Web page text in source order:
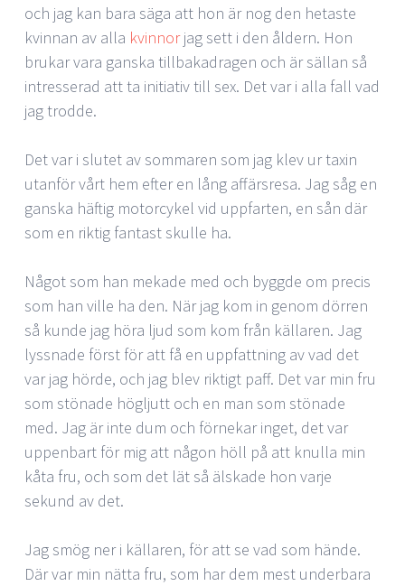
och jag kan bara säga att hon är nog den hetaste
kvinnan av alla kvinnorjag sett i den åldern. Hon
brukar vara ganska tillbakadragen och är sällan så
intresserad att ta initiativ till sex. Det var i alla fall vad
jag trodde.
Det var i slutet av sommaren som jag klev ur taxin
utanför vårt hem efter en lång affärsresa. Jag såg en
ganska häftig motorcykel vid uppfarten, en sån där
som en riktig fantast skulle ha.
Något som han mekade med och byggde om precis
som han ville ha den. När jag kom in genom dörren
så kunde jag höra ljud som kom från källaren. Jag
lyssnade först för att få en uppfattning av vad det
var jag hörde, och jag blev riktigt paff. Det var min fru
som stönade högljutt och en man som stönade
med. Jag är inte dum och förnekar inget, det var
uppenbart för mig att någon höll på att knulla min
kåta fru, och som det lät så älskade hon varje
sekund av det.
Jag smög ner i källaren, för att se vad som hände.
Där var min nätta fru, som har dem mest underbara